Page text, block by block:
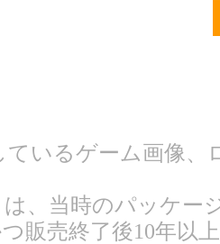
いるゲーム画像、
、当時のパッケー
販売終了後10年以